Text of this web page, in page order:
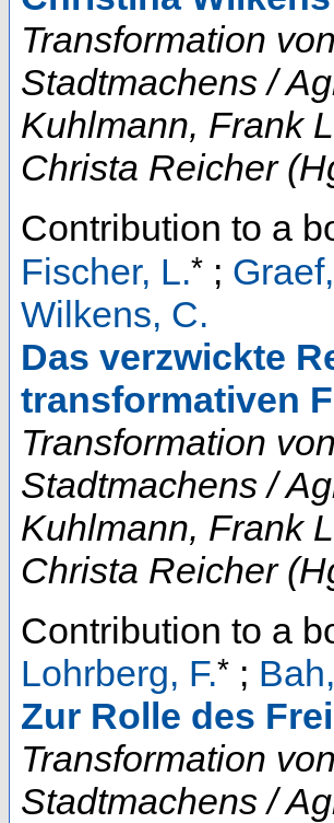
Transformation
Stadtmachens /
Kuhlmann, Frank
Christa Reicher
Contribution to a
Fischer, L.* ;
Wilkens, C.
Das verzwickte
transformativen
Transformation
Stadtmachens /
Kuhlmann, Frank
Christa Reicher
Contribution to a
Lohrberg, F.* ;
Zur Rolle des
Transformation
Stadtmachens /